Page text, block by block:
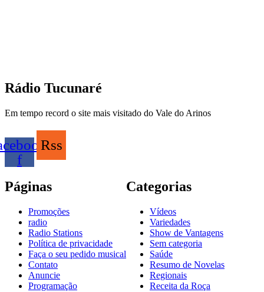
Rádio Tucunaré
Em tempo record o site mais visitado do Vale do Arinos
f
Rss
Páginas
Promoções
radio
Radio Stations
Política de privacidade
Faça o seu pedido musical
Contato
Anuncie
Programação
Categorias
Vídeos
Variedades
Show de Vantagens
Sem categoria
Saúde
Resumo de Novelas
Regionais
Receita da Roça